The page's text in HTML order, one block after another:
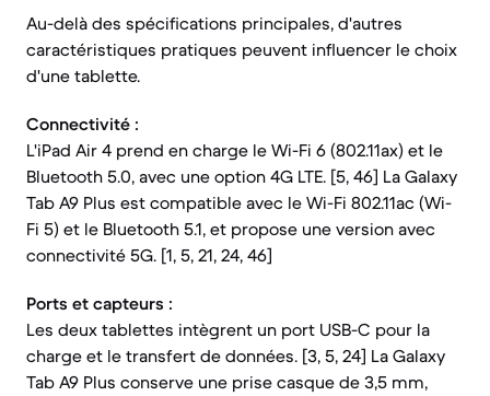
Au-delà des spécifications principales, d'autres
caractéristiques pratiques peuvent influencer le choix
d'une tablette.
Connectivité :
L'iPad Air 4 prend en charge le Wi-Fi 6 (802.11ax) et le
Bluetooth 5.0, avec une option 4G LTE. [5, 46] La Galaxy
Tab A9 Plus est compatible avec le Wi-Fi 802.11ac (Wi-
Fi 5) et le Bluetooth 5.1, et propose une version avec
connectivité 5G. [1, 5, 21, 24, 46]
Ports et capteurs :
Les deux tablettes intègrent un port USB-C pour la
charge et le transfert de données. [3, 5, 24] La Galaxy
Tab A9 Plus conserve une prise casque de 3,5 mm,